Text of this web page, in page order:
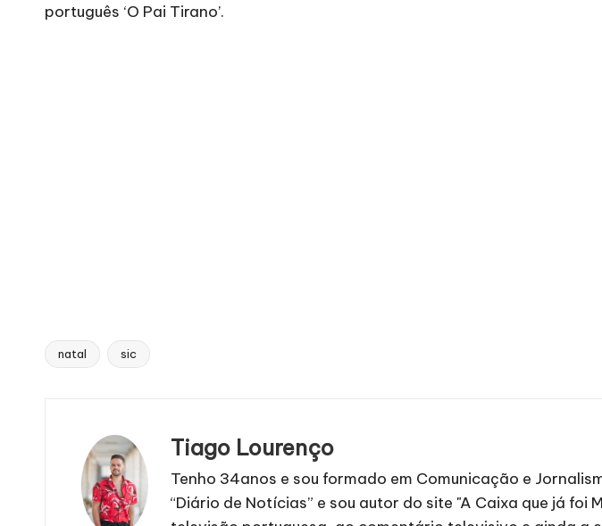
português ‘O Pai Tirano’.
Tags:
natal sic
Tiago Lourenço
Tenho 34anos e sou formado em Comunicação e
“Diário de Notícias” e sou autor do site "A Caixa que já